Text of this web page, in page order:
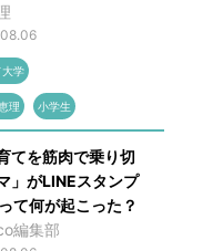
大学
理 小学生
てを筋肉で乗り切
」がLINEスタンプ
て何が起こった？
編集部